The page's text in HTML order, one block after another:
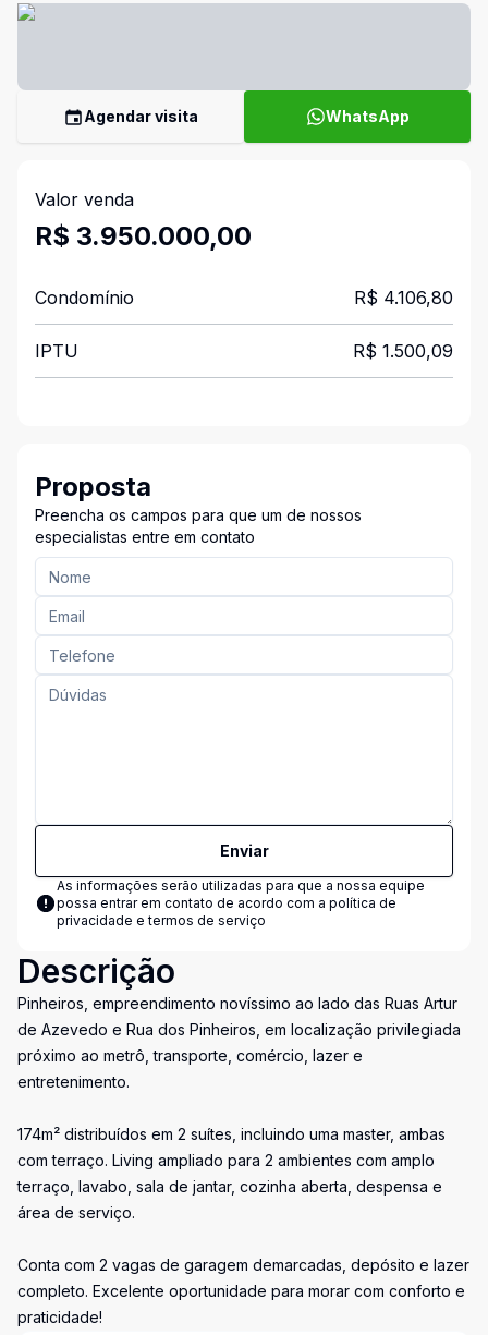
Agendar visita WhatsApp
Valor venda
R$ 3.950.000,00
Condomínio R$ 4.106,80
IPTU R$ 1.500,09
Proposta
Preencha os campos para que um de nossos
especialistas entre em contato
Enviar
As informações serão utilizadas para que a nossa equipe
possa entrar em contato de acordo com a política de
privacidade e termos de serviço
Descrição
Pinheiros, empreendimento novíssimo ao lado das Ruas Artur
de Azevedo e Rua dos Pinheiros, em localização privilegiada
próximo ao metrô, transporte, comércio, lazer e
entretenimento.
174m² distribuídos em 2 suítes, incluindo uma master, ambas
com terraço. Living ampliado para 2 ambientes com amplo
terraço, lavabo, sala de jantar, cozinha aberta, despensa e
área de serviço.
Conta com 2 vagas de garagem demarcadas, depósito e lazer
completo. Excelente oportunidade para morar com conforto e
praticidade!